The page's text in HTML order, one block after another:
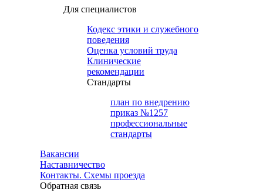
Для специалистов
Кодекс этики и служебного
поведения
Оценка условий труда
Клинические
рекомендации
Cтандарты
план по внедрению
приказ №1257
профессиональные
стандарты
Вакансии
Наставничество
Контакты. Схемы проезда
Обратная связь